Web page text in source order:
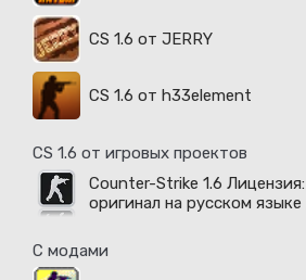
CS 1.6 от JERRY
CS 1.6 от h33element
CS 1.6 от игровых проектов
Counter-Strike 1.6
оригинал на русском
С модами